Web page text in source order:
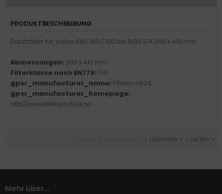
PRODUKTBESCHREIBUNG
Ersatzfilter für Vallox KWL 100 / 120 bis Bj.93 G4 200 x 410 mm
Abmessungen: 200 x 410 mm
Filterklasse nach EN779: G4
gpsr_manufacturer_name: Filterprofi24
gpsr_manufacturer_homepage:
http://www.filterprofi24.de
nächster » Letzter »
Mehr über...